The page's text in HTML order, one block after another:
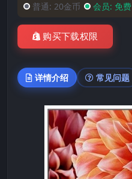
普通: 20金币 会员: 免费
购买下载权限
详情介绍 常见问题